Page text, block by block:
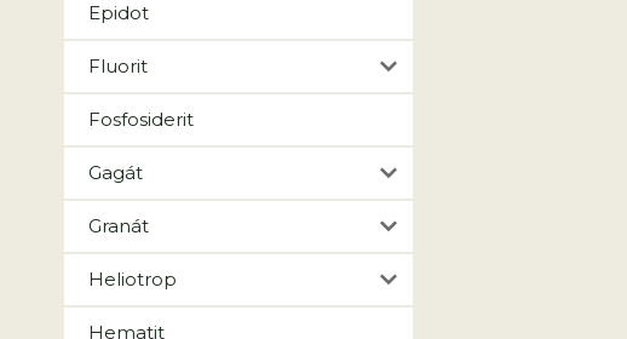
Epidot
Fluorit
Fosfosiderit
Gagát
Granát
Heliotrop
Hematit